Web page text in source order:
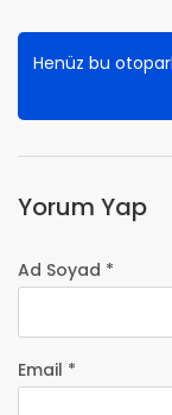
Henüz bu
Yorum Yap
Ad Soyad *
Email *